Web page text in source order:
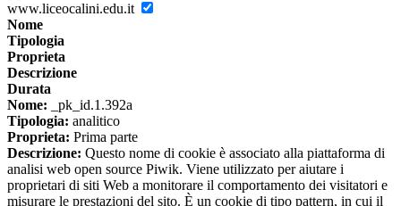
www.liceocalini.edu.it
Nome
Tipologia
Proprieta
Descrizione
Durata
Nome: _pk_id.1.392a
Tipologia: analitico
Proprieta: Prima parte
Descrizione: Questo nome di cookie è associato alla piattaforma di
analisi web open source Piwik. Viene utilizzato per aiutare i
proprietari di siti Web a monitorare il comportamento dei visitatori e
misurare le prestazioni del sito. È un cookie di tipo pattern, in cui il